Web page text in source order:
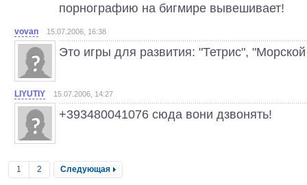
порнографию на бигмире вывешивает!
vovan 15.07.2006, 16:38
Это игры для развития: "Тетрис",
LIYUTIY 15.07.2006, 14:27
+393480041076 сюда вони дзвонять!
1 2 Следующая